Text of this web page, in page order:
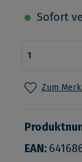
Sofort
Zum
EAN: